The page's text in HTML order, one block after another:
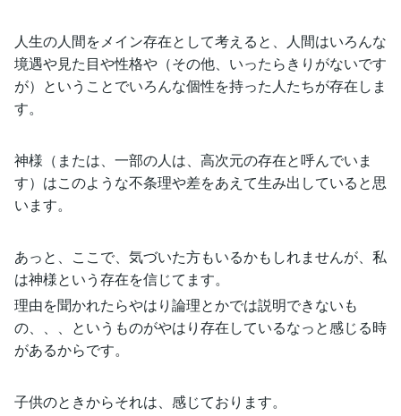
人生の人間をメイン存在として考えると、人間はいろんな
境遇や見た目や性格や（その他、いったらきりがないです
が）ということでいろんな個性を持った人たちが存在しま
す。
神様（または、一部の人は、高次元の存在と呼んでいま
す）はこのような不条理や差をあえて生み出していると思
います。
あっと、ここで、気づいた方もいるかもしれませんが、私
は神様という存在を信じてます。
理由を聞かれたらやはり論理とかでは説明できないも
の、、、というものがやはり存在しているなっと感じる時
があるからです。
子供のときからそれは、感じております。